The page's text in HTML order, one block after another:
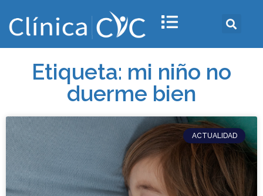
Etiqueta: mi niño no
duerme bien
ACTUALIDAD